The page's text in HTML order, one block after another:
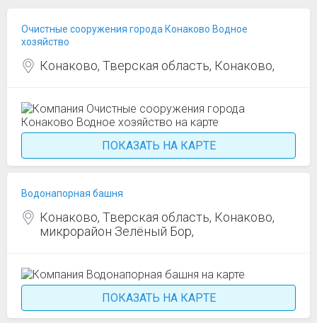
Очистные сооружения города Конаково Водное
хозяйство
Конаково, Тверская область, Конаково,
ПОКАЗАТЬ НА КАРТЕ
Водонапорная башня
Конаково, Тверская область, Конаково,
микрорайон Зелёный Бор,
ПОКАЗАТЬ НА КАРТЕ